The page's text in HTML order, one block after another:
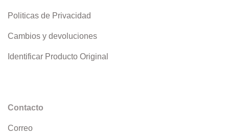
Politicas de Privacidad
Cambios y devoluciones
Identificar Producto Original
Contacto
Correo